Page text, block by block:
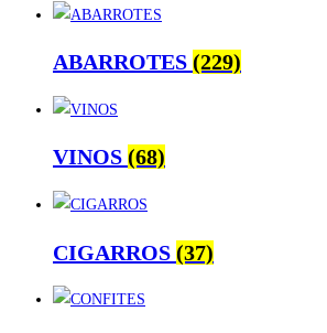
ABARROTES (229)
VINOS (68)
CIGARROS (37)